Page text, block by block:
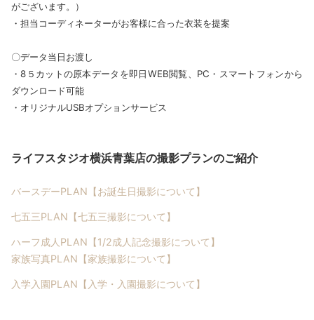
がございます。）
・担当コーディネーターがお客様に合った衣装を提案
〇データ当日お渡し
・8５カットの原本データを即日WEB閲覧、PC・スマートフォンから
ダウンロード可能
・オリジナルUSBオプションサービス
ライフスタジオ横浜青葉店の撮影プランのご紹介
バースデーPLAN【お誕生日撮影について】
七五三PLAN【七五三撮影について】
ハーフ成人PLAN【1/2成人記念撮影について】
家族写真PLAN【家族撮影について】
入学入園PLAN【入学・入園撮影について】